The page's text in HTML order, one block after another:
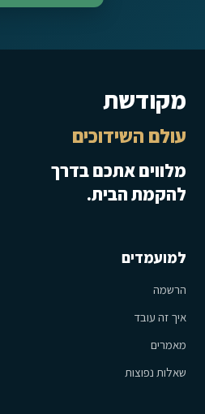
מקודשת
עולם השידוכים
מלווים אתכם בדרך
להקמת הבית.
למועמדים
הרשמה
איך זה עובד
מאמרים
שאלות נפוצות